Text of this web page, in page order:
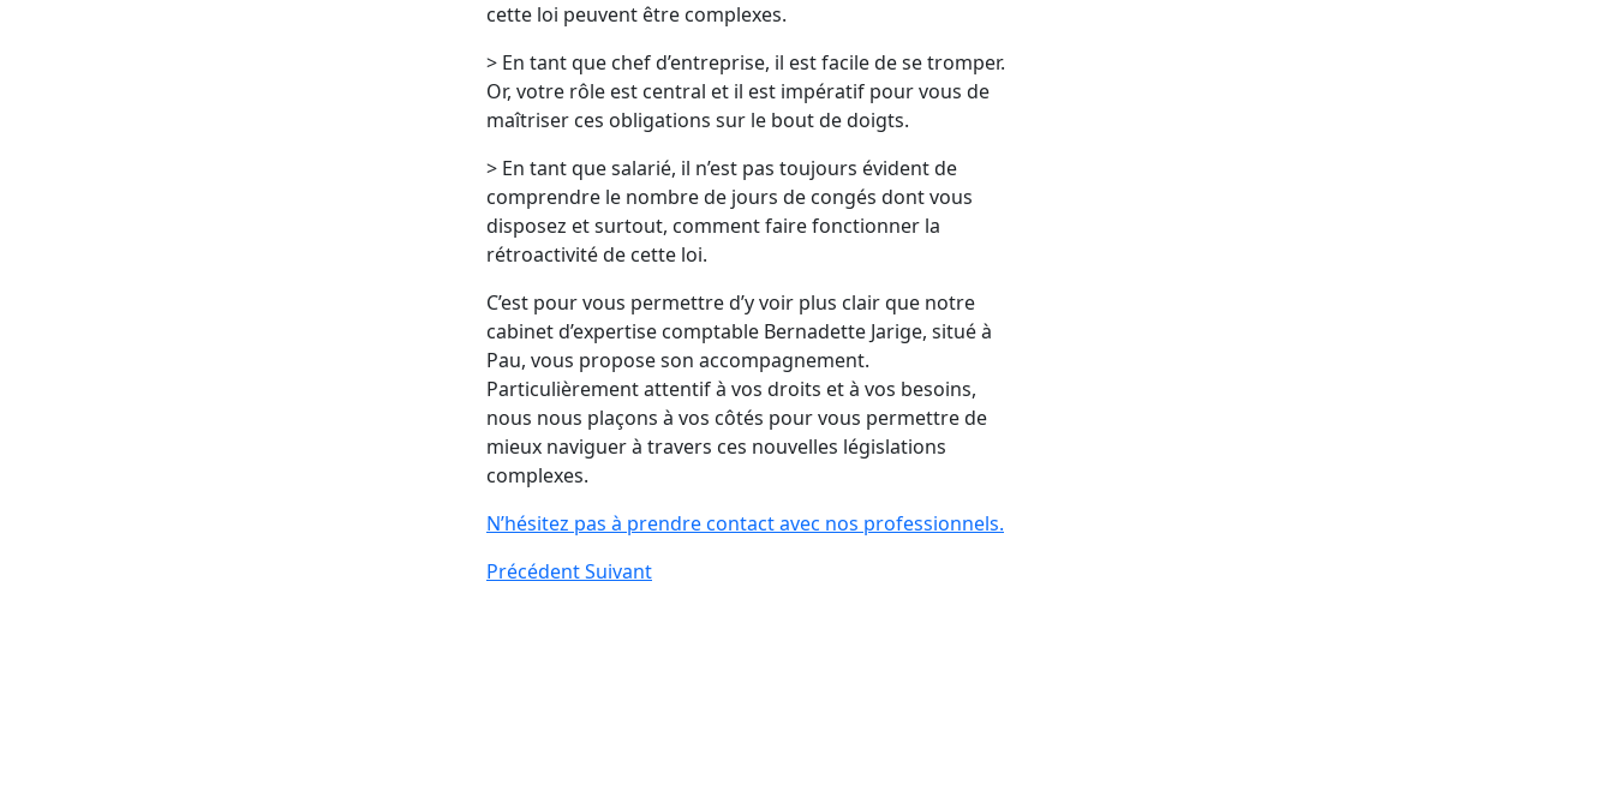
cette loi peuvent être complexes.
> En tant que chef d’entreprise, il est facile de se tromper.
Or, votre rôle est central et il est impératif pour vous de
maîtriser ces obligations sur le bout de doigts.
> En tant que salarié, il n’est pas toujours évident de
comprendre le nombre de jours de congés dont vous
disposez et surtout, comment faire fonctionner la
rétroactivité de cette loi.
C’est pour vous permettre d’y voir plus clair que notre
cabinet d’expertise comptable Bernadette Jarige, situé à
Pau, vous propose son accompagnement.
Particulièrement attentif à vos droits et à vos besoins,
nous nous plaçons à vos côtés pour vous permettre de
mieux naviguer à travers ces nouvelles législations
complexes.
N’hésitez pas à prendre contact avec nos professionnels.
PrécédentSuivant